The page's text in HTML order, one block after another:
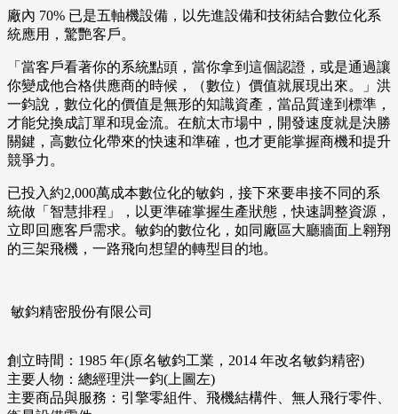
廠內 70% 已是五軸機設備，以先進設備和技術結合數位化系
統應用，驚艷客戶。
「當客戶看著你的系統點頭，當你拿到這個認證，或是通過讓
你變成他合格供應商的時候，（數位）價值就展現出來。」洪
一鈞說，數位化的價值是無形的知識資產，當品質達到標準，
才能兌換成訂單和現金流。在航太市場中，開發速度就是決勝
關鍵，高數位化帶來的快速和準確，也才更能掌握商機和提升
競爭力。
已投入約2,000萬成本數位化的敏鈞，接下來要串接不同的系
統做「智慧排程」，以更準確掌握生產狀態，快速調整資源，
立即回應客戶需求。敏鈞的數位化，如同廠區大廳牆面上翱翔
的三架飛機，一路飛向想望的轉型目的地。
敏鈞精密股份有限公司
創立時間：1985 年(原名敏鈞工業，2014 年改名敏鈞精密)
主要人物：總經理洪一鈞(上圖左)
主要商品與服務：引擎零組件、飛機結構件、無人飛行零件、